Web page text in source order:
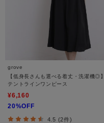
grove
【低身長さんも選べる着丈・洗濯機◎】
テントラインワンピース
¥6,160
20%OFF
4.5 (2件)